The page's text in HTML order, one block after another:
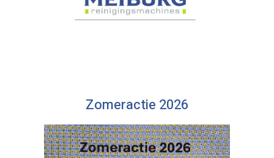
Zomeractie 2026